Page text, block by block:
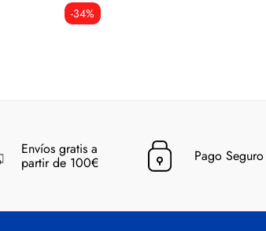
-34%
Envíos gratis a
partir de 100€ Pago Seguro